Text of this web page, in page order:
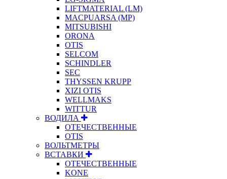
LIFTMATERIAL (LM)
MACPUARSA (MP)
MITSUBISHI
ORONA
OTIS
SELCOM
SCHINDLER
SEC
THYSSEN KRUPP
XIZI OTIS
WELLMAKS
WITTUR
ВОДИЛА
ОТЕЧЕСТВЕННЫЕ
OTIS
ВОЛЬТМЕТРЫ
ВСТАВКИ
ОТЕЧЕСТВЕННЫЕ
KONE